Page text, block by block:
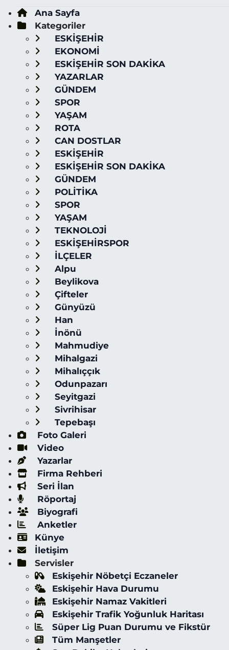
Ana Sayfa
Kategoriler
ESKİŞEHİR
EKONOMİ
ESKİŞEHİR SON DAKİKA
YAZARLAR
GÜNDEM
SPOR
YAŞAM
ROTA
CAN DOSTLAR
ESKİŞEHİR
ESKİŞEHİR SON DAKİKA
GÜNDEM
POLİTİKA
SPOR
YAŞAM
TEKNOLOJİ
ESKİŞEHİRSPOR
İLÇELER
Alpu
Beylikova
Çifteler
Günyüzü
Han
İnönü
Mahmudiye
Mihalgazi
Mihalıççık
Odunpazarı
Seyitgazi
Sivrihisar
Tepebaşı
Foto Galeri
Video
Yazarlar
Firma Rehberi
Seri İlan
Röportaj
Biyografi
Anketler
Künye
İletişim
Servisler
Eskişehir Nöbetçi Eczaneler
Eskişehir Hava Durumu
Eskişehir Namaz Vakitleri
Eskişehir Trafik Yoğunluk Haritası
Süper Lig Puan Durumu ve Fikstür
Tüm Manşetler